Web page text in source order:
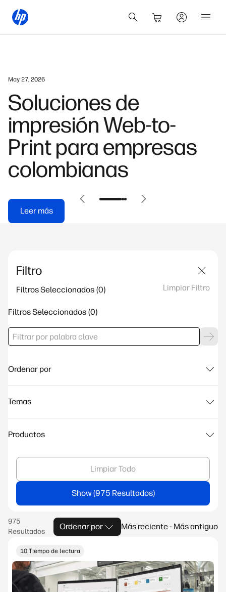
10 características que
hacen más inteligente
un portátil moderno
para trabajar desde
cualquier lugar
Leer más
Filtro
Filtros Seleccionados Limpiar Filtro
Filtros Seleccionados
Ordenar por
Temas
Productos
Limpiar Todo
Show
Ordenar por Más reciente - Más antiguo
10 Tiempo de lectura